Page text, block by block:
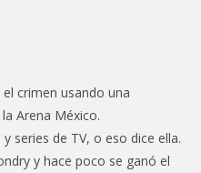
crimen usando una
Arena México.
series de TV, o eso dice ella.
y hace poco se ganó el